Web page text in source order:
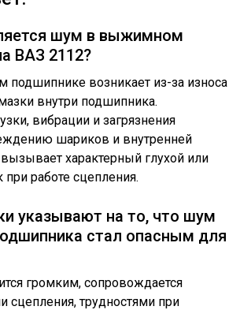
шум в выжимном
ВАЗ 2112?
возникает из-за износа
внутри подшипника.
вибрации и загрязнения
шариков и внутренней
вызывает характерный глухой или
работе сцепления.
указывают на то, что шум
стал опасным для
громким, сопровождается
сцепления, трудностями при